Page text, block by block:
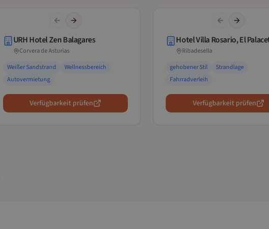
Previous slide
Next slide
URH Hotel Zen Balagares
Corvera de Asturias
Weißer Sandstrand
Wellnessbereich
Autovermietung
Verfügbarkeit prüfen
Previous slide
Next slide
Hotel Villa Rosario, El
Ribadesella
gehobener Stil
Strandlage
Fahrradverleih
Verfügbarkeit prüfen